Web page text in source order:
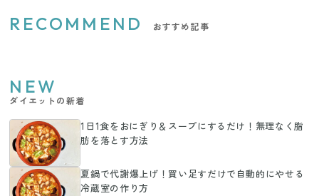
RECOMMEND おすすめ記事
NEW
ダイエットの新着
1日1食をおにぎり＆スープにするだけ！無理なく脂
肪を落とす方法
夏鍋で代謝爆上げ！買い足すだけで自動的にやせる
冷蔵室の作り方